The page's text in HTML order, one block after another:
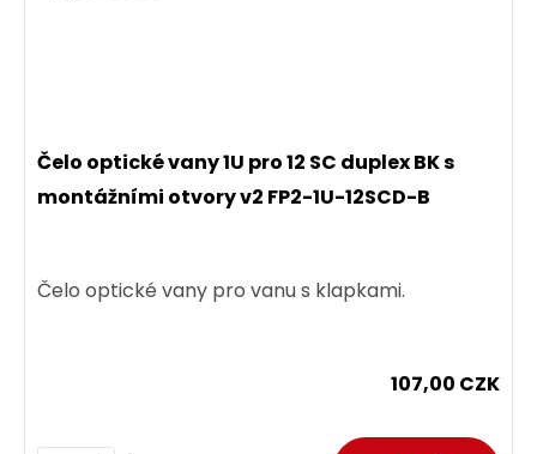
Čelo optické vany 1U pro 12 SC duplex BK s
montážními otvory v2 FP2-1U-12SCD-B
Čelo optické vany pro vanu s klapkami.
107,00 CZK